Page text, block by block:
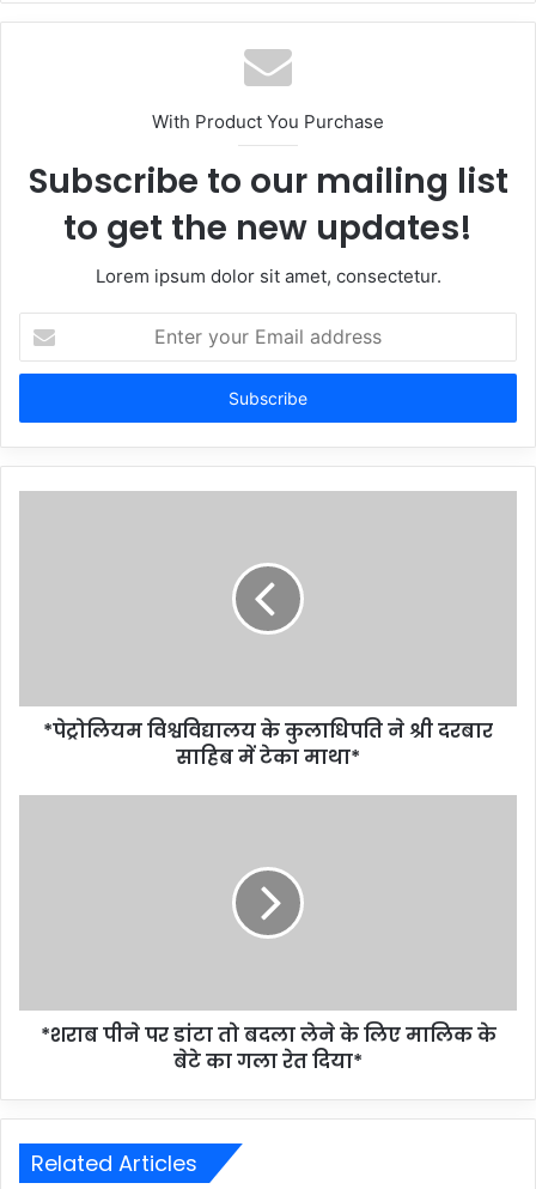
With Product You Purchase
Subscribe to our mailing list
to get the new updates!
Lorem ipsum dolor sit amet, consectetur.
Enter
your
Email
*पेट्रोलियम विश्वविद्यालय के कुलाधिपति ने श्री दरबार
साहिब में टेका माथा*
*शराब पीने पर डांटा तो बदला लेने के लिए मालिक के
बेटे का गला रेत दिया*
Related Articles